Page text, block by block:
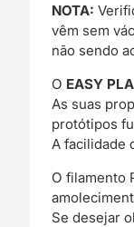
NOTA:
vêm sem
não sendo
O EASY PLA
As suas
protótipos
A facilidade
O filamento
Se desejar